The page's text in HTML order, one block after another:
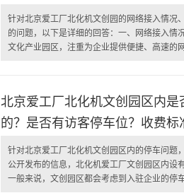
针对北京爱工厂北化机文创园的网络接入情况
的问题，以下是详细的回答：一、网络接入情
文化产业园区，注重为企业提供便捷、高速的
北京爱工厂北化机文创园区内
的？是否有访客停车位？收费标
针对北京爱工厂北化机文创园区内的停车问题
公开发布的信息，北化机爱工厂文创园区内设
一般来说，文创园区都会考虑到入驻企业的停